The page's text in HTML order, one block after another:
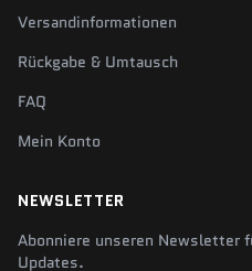
Versandinformationen
Rückgabe & Umtausch
FAQ
Mein Konto
NEWSLETTER
Abonniere unseren Newsletter
Updates.